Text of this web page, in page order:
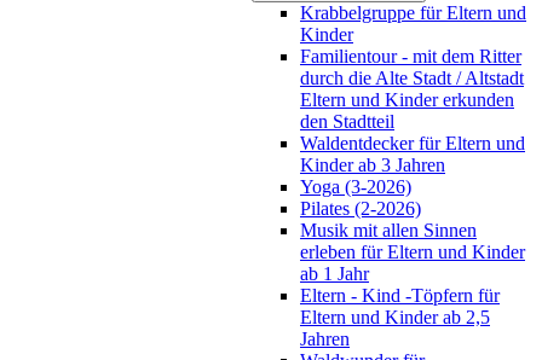
Krabbelgruppe für Eltern und
Kinder
Familientour - mit dem Ritter
durch die Alte Stadt / Altstadt
Eltern und Kinder erkunden
den Stadtteil
Waldentdecker für Eltern und
Kinder ab 3 Jahren
Yoga (3-2026)
Pilates (2-2026)
Musik mit allen Sinnen
erleben für Eltern und Kinder
ab 1 Jahr
Eltern - Kind -Töpfern für
Eltern und Kinder ab 2,5
Jahren